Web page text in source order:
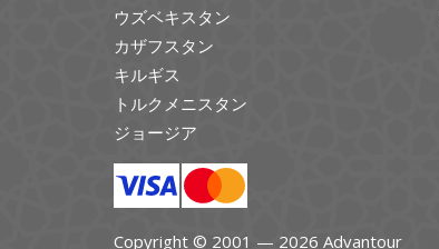
ウズベキスタン
カザフスタン
キルギス
トルクメニスタン
ジョージア
Copyright © 2001 — 2026 Advantour